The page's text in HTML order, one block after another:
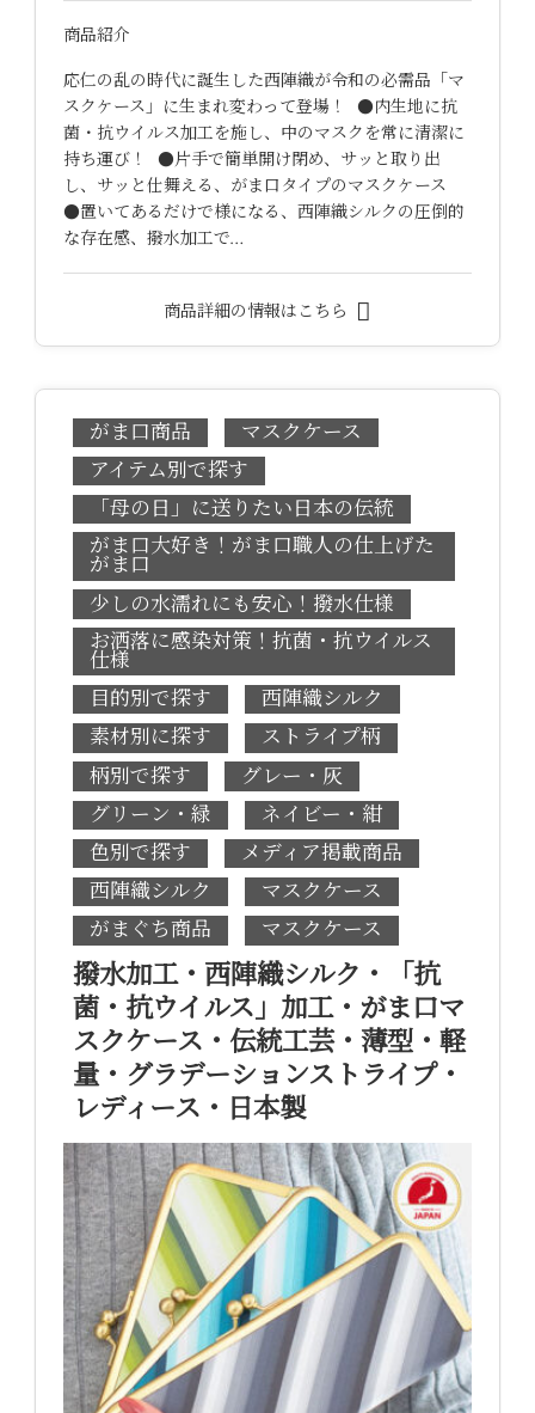
商品紹介
応仁の乱の時代に誕生した西陣織が令和の必需品「マ
スクケース」に生まれ変わって登場！ ●内生地に抗
菌・抗ウイルス加工を施し、中のマスクを常に清潔に
持ち運び！ ●片手で簡単開け閉め、サッと取り出
し、サッと仕舞える、がま口タイプのマスクケース
●置いてあるだけで様になる、西陣織シルクの圧倒的
な存在感、撥水加工で…
商品詳細の情報はこちら
がま口商品
マスクケース
アイテム別で探す
「母の日」に送りたい日本の伝統
がま口大好き！がま口職人の仕上げた
がま口
少しの水濡れにも安心！撥水仕様
お洒落に感染対策！抗菌・抗ウイルス
仕様
目的別で探す
西陣織シルク
素材別に探す
ストライプ柄
柄別で探す
グレー・灰
グリーン・緑
ネイビー・紺
色別で探す
メディア掲載商品
西陣織シルク
マスクケース
がまぐち商品
マスクケース
撥水加工・西陣織シルク・「抗
菌・抗ウイルス」加工・がま口マ
スクケース・伝統工芸・薄型・軽
量・グラデーションストライプ・
レディース・日本製